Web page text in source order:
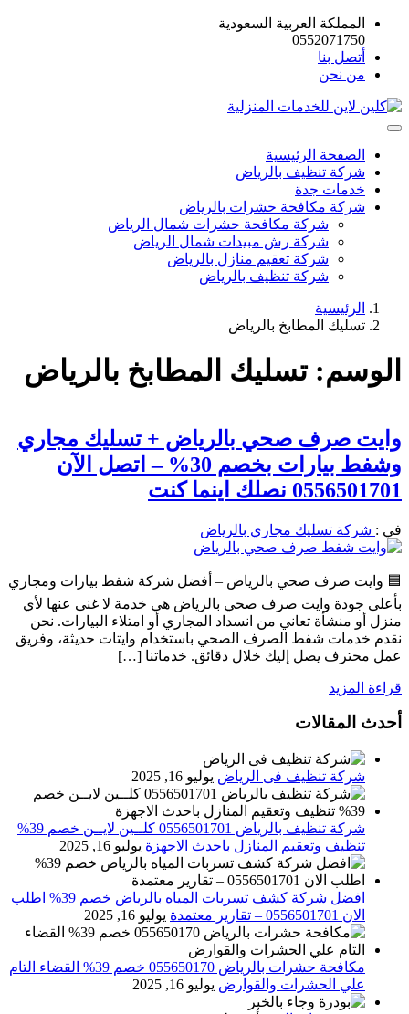
المملكة العربية السعودية
0552071750
أتصل بنا
من نحن
الصفحة الرئيسية
شركة تنظيف بالرياض
خدمات جدة
شركة مكافحة حشرات بالرياض
شركة مكافحة حشرات شمال الرياض
شركة رش مبيدات شمال الرياض
شركة تعقيم منازل بالرياض
شركة تنظيف بالرياض
الرئيسية
تسليك المطابخ بالرياض
الوسم:تسليك المطابخ بالرياض
وايت صرف صحي بالرياض + تسليك مجاري
وشفط بيارات بخصم 30% – اتصل الآن
0556501701 نصلك اينما كنت
في : شركة تسليك مجاري بالرياض
🟦 وايت صرف صحي بالرياض – أفضل شركة شفط بيارات ومجاري
بأعلى جودة وايت صرف صحي بالرياض هي خدمة لا غنى عنها لأي
منزل أو منشأة تعاني من انسداد المجاري أو امتلاء البيارات. نحن
نقدم خدمات شفط الصرف الصحي باستخدام وايتات حديثة، وفريق
عمل محترف يصل إليك خلال دقائق. خدماتنا […]
قراءة المزيد
أحدث المقالات
شركة تنظيف فى الرياض يوليو 16, 2025
شركة تنظيف بالرياض 0556501701 كلــين لايــن خصم 39%
تنظيف وتعقيم المنازل باحدث الاجهزة يوليو 16, 2025
افضل شركة كشف تسربات المياه بالرياض خصم 39% اطلب
الان 0556501701‬‏ – تقارير معتمدة
يوليو 16, 2025
مكافحة حشرات بالرياض 055650170 خصم 39% القضاء التام
علي الحشرات والقوارض يوليو 16, 2025